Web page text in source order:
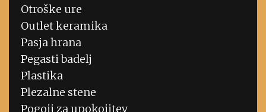
Otroške ure
Outlet keramika
Pasja hrana
Pegasti badelj
Plastika
Plezalne stene
Pogoji za upokojitev